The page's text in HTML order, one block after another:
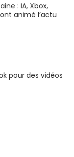
: IA, Xbox,
animé l’actu
pour des vidéos